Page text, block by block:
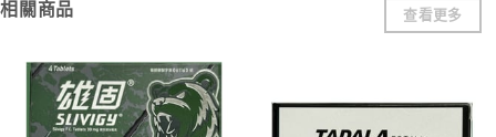
相關商品 查看更多